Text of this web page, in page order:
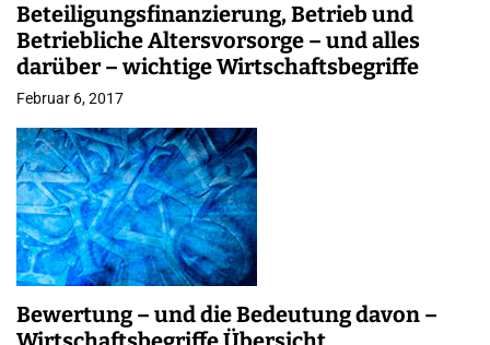
Beteiligungsfinanzierung, Betrieb und
Betriebliche Altersvorsorge – und alles
darüber – wichtige Wirtschaftsbegriffe
Februar 6, 2017
Bewertung – und die Bedeutung davon –